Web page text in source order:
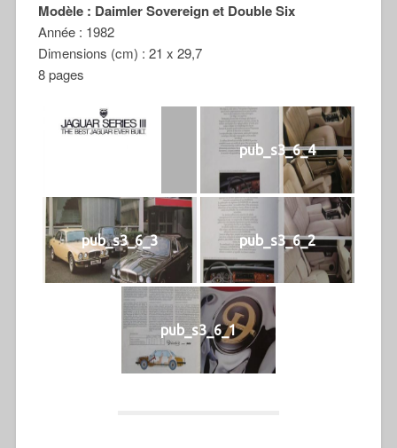
Modèle : Daimler Sovereign et Double Six
Année : 1982
Dimensions (cm) : 21 x 29,7
8 pages
pub_s3_6_4
pub_s3_6_3 pub_s3_6_2
pub_s3_6_1